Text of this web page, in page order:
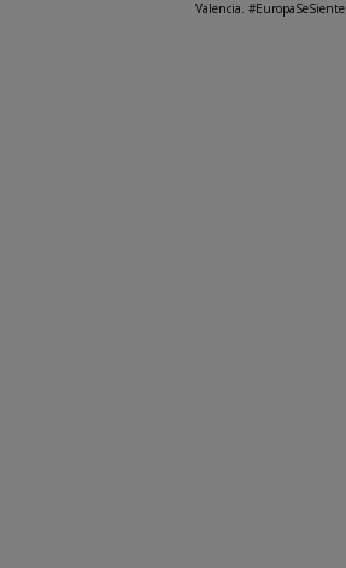
Valencia. #EuropaSeSiente